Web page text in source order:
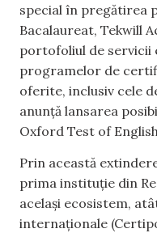
special în pregătirea
Bacalaureat, Tekwill
portofoliul de servicii
programelor de
oferite, inclusiv cele
anunță lansarea
Oxford Test of
Prin această
prima instituție din
același ecosistem,
internaționale